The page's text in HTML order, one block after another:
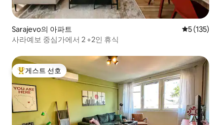
Sarajevo의 아파트 평점 5점(5
5 (135)
사라예보 중심가에서 2 +2인 휴식
상위 게스트 선호
게스트 선호